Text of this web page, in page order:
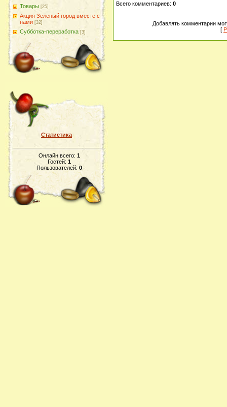
Товары [25]
Акция Зеленый город вместе с
нами [32]
Субботка-переработка [3]
Статистика
Онлайн всего: 1
Гостей: 1
Пользователей: 0
Всего комментариев: 0
Добавлять комментарии
[